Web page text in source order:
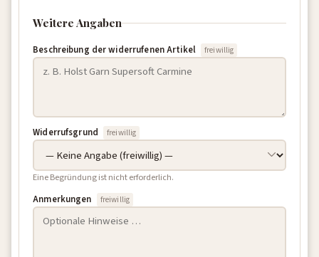
Weitere Angaben
Beschreibung der widerrufenen Artikel freiwillig
Widerrufsgrund freiwillig
Eine Begründung ist nicht erforderlich.
Anmerkungen
freiwillig